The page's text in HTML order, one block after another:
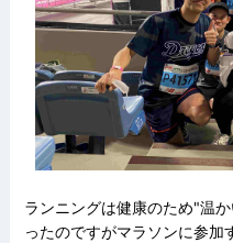
ランニングは健康のため"温
ったのですがマラソンに参加